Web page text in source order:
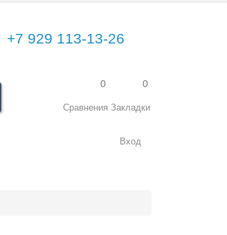
+7 929 113-13-26
0
Закладки
0
Сравнения
Вход